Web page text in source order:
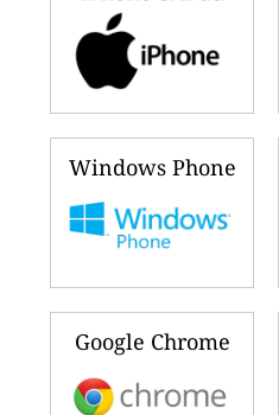
Windows Phone
Google Chrome